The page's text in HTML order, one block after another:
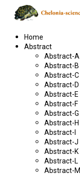
Home
Abstract
Abstract-A
Abstract-B
Abstract-C
Abstract-D
Abstract-E
Abstract-F
Abstract-G
Abstract-H
Abstract-I
Abstract-J
Abstract-K
Abstract-L
Abstract-M